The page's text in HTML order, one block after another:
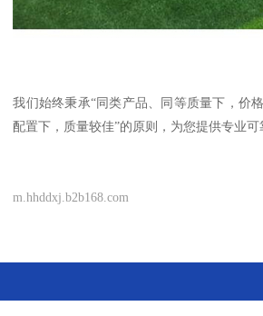
我们始终秉承“同类产品、同等质量下，价
配置下，质量较佳”的原则，为您提供专业可
m.hhddxj.b2b168.com